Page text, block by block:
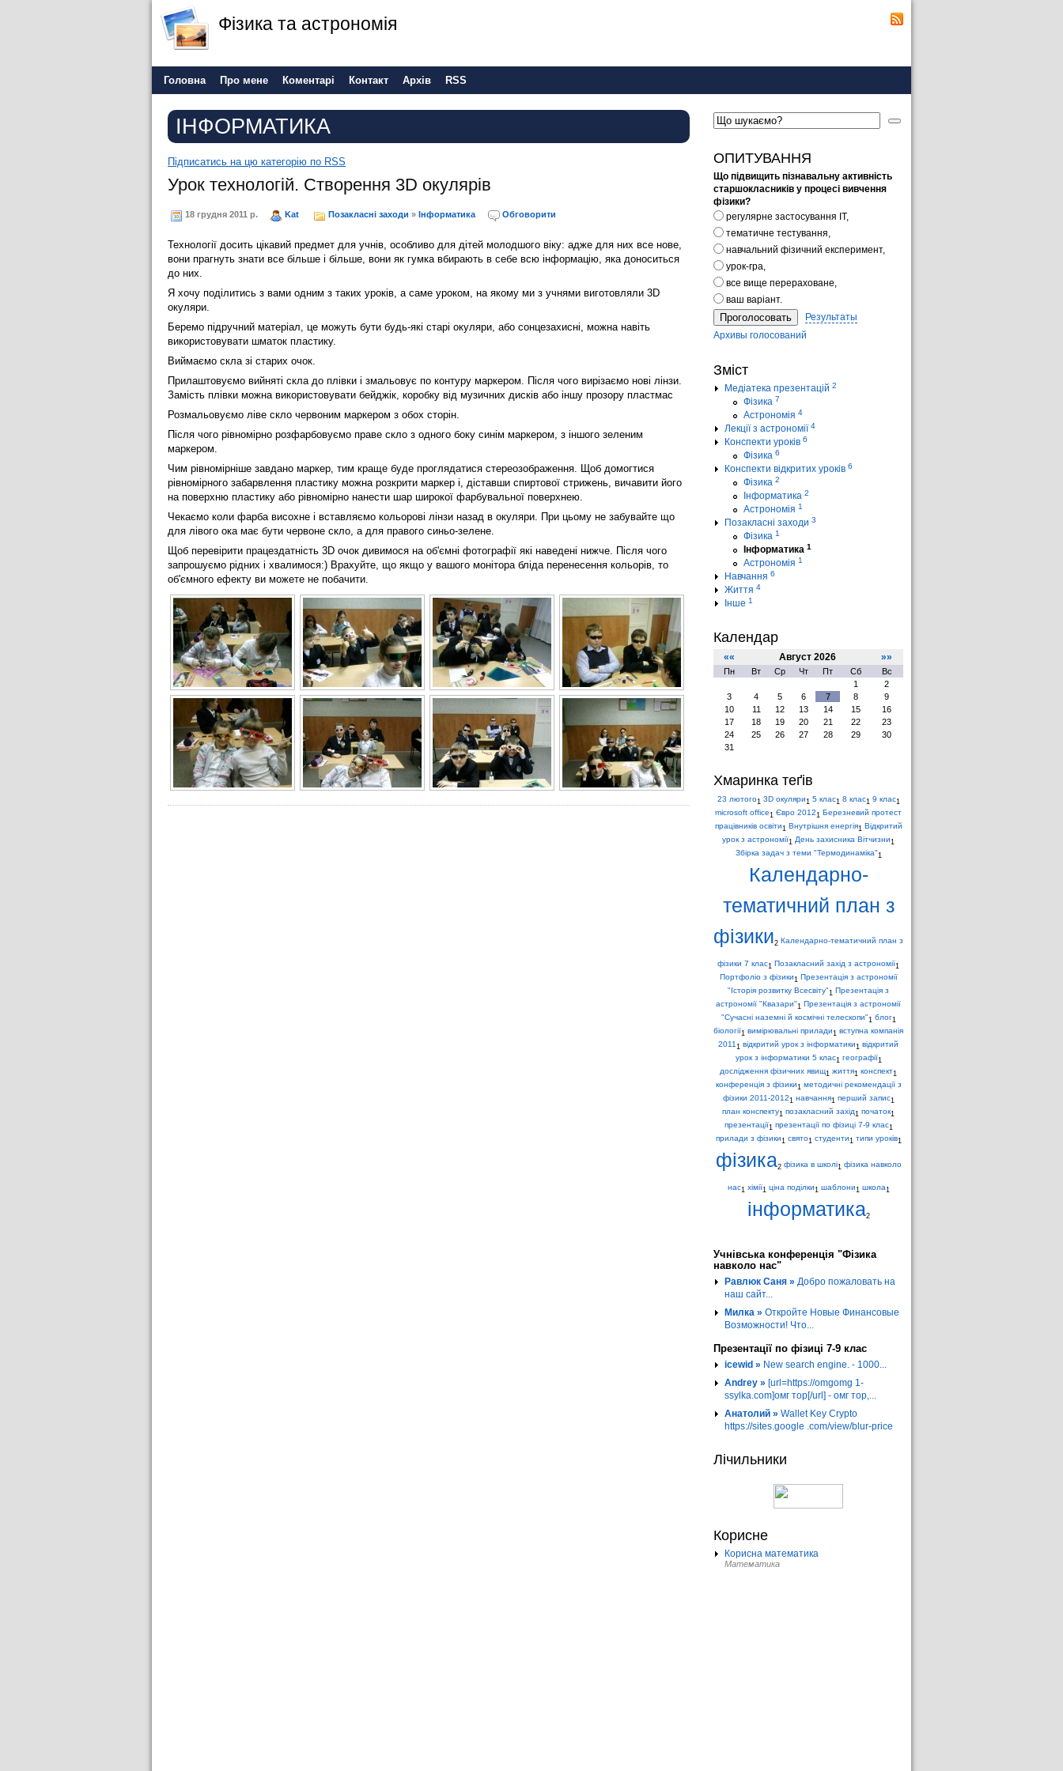
Фізика та астрономія
Головна Про мене Коментарі Контакт Архів RSS
ІНФОРМАТИКА
Підписатись на цю категорію по RSS
Урок технологій. Створення 3D окулярів
18 грудня 2011 р. Kat Позакласні заходи » Інформатика Обговорити
Технології досить цікавий предмет для учнів, особливо для дітей молодшого віку: адже для них все нове,
вони прагнуть знати все більше і більше, вони як гумка вбирають в себе всю інформацію, яка доноситься
до них.
Я хочу поділитись з вами одним з таких уроків, а саме уроком, на якому ми з учнями виготовляли 3D
окуляри.
Беремо підручний матеріал, це можуть бути будь-які старі окуляри, або сонцезахисні, можна навіть
використовувати шматок пластику.
Виймаємо скла зі старих очок.
Прилаштовуємо вийняті скла до плівки і змальовує по контуру маркером. Після чого вирізаємо нові лінзи.
Замість плівки можна використовувати бейджік, коробку від музичних дисків або іншу прозору пластмас
Розмальовуємо ліве скло червоним маркером з обох сторін.
Після чого рівномірно розфарбовуємо праве скло з одного боку синім маркером, з іншого зеленим
маркером.
Чим рівномірніше завдано маркер, тим краще буде проглядатися стереозображення. Щоб домогтися
рівномірного забарвлення пластику можна розкрити маркер і, діставши спиртової стрижень, вичавити його
на поверхню пластику або рівномірно нанести шар широкої фарбувальної поверхнею.
Чекаємо коли фарба висохне і вставляємо кольорові лінзи назад в окуляри. При цьому не забувайте що
для лівого ока має бути червоне скло, а для правого синьо-зелене.
Щоб перевірити працездатність 3D очок дивимося на об'ємні фотографії які наведені нижче. Після чого
запрошуємо рідних і хвалимося:) Врахуйте, що якщо у вашого монітора бліда перенесення кольорів, то
об'ємного ефекту ви можете не побачити.
ОПИТУВАННЯ
Що підвищить пізнавальну активність
старшокласників у процесі вивчення
фізики?
регулярне застосування ІТ,
тематичне тестування,
навчальний фізичний експеримент,
урок-гра,
все вище перераховане,
ваш варіант.
Результаты
Архивы голосований
Зміст
Медіатека презентацій 2
Фізика 7
Астрономія 4
Лекції з астрономії4
Конспекти уроків 6
Фізика 6
Конспекти відкритих уроків 6
Фізика 2
Інформатика 2
Астрономія 1
Позакласні заходи 3
Фізика 1
Інформатика 1
Астрономія 1
Навчання 6
Життя 4
Інше 1
Календар
«« Август 2026 »»
Пн Вт Ср Чт Пт Сб
Вс
1
2
3
4 5 6 7 8
9
10
11 12 13 14 15
16
17
18 19 20 21 22
23
24
25 26 27 28 29
30
31
Хмаринка теґів
23 лютого1 3D окуляри1 5 клас1 8 клас1 9 клас1
microsoft office1 Євро 20121 Березневий протест
працівників освіти1 Внутрішня енергія1 Відкритий
урок з астрономії1 День захисника Вітчизни1
Збірка задач з теми "Термодинаміка"1
Календарно-
тематичний план з
фізики2 Календарно-тематичний план з
фізики 7 клас1 Позакласний захід з астрономії1
Портфоліо з фізики1 Презентація з астрономії
"Історія розвитку Всесвіту"1 Презентація з
астрономії "Квазари"1 Презентація з астрономії
"Сучасні наземні й космічні телескопи"1 блог1
біології1 вимірювальні прилади1 вступна компанія
2011 1 відкритий урок з інформатики1 відкритий
урок з інформатики 5 клас1 географії1
дослідження фізичних явищ1 життя1 конспект1
конференція з фізики1 методичні рекомендації з
фізики 2011-20121 навчання1 перший запис1
план конспекту1 позакласний захід1 початок1
презентації1 презентації по фізиці 7-9 клас1
прилади з фізики1 свято1 студенти1 типи уроків1
фізика2 фізика в школі1 фізика навколо
нас1 хімії1 ціна поділки1 шаблони1 школа1
інформатика2
Учнівська конференція "Фізика
навколо нас"
Равлюк Саня » Добро пожаловать на
наш сайт...
Милка » Откройте Новые Финансовые
Возможности! Что...
Презентації по фізиці 7-9 клас
icewid » New search engine. - 1000...
Andrey » [url=https://omgomg 1-
ssylka.com]омг тор[/url] - омг тор,...
Анатолий » Wallet Key Crypto
https://sites.google .com/view/blur-price
Лічильники
Корисне
Корисна математика
Математика